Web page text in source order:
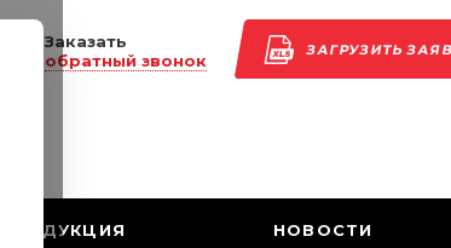
ЗАГРУЗИТЬ
Заказать
обратный звонок
ПРОДУКЦИЯ НОВОСТИ